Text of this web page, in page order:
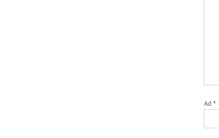
Ad *